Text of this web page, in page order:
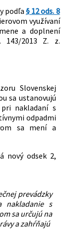
podľa§ 12 ods. 8
využívaní
a doplnení
143/2013 Z. z.
Slovenskej
sa ustanovujú
nakladaní s
odpadmi
sa mení a
nový odsek 2,
prevádzky
nakladanie s
sa určujú na
a zahŕňajú